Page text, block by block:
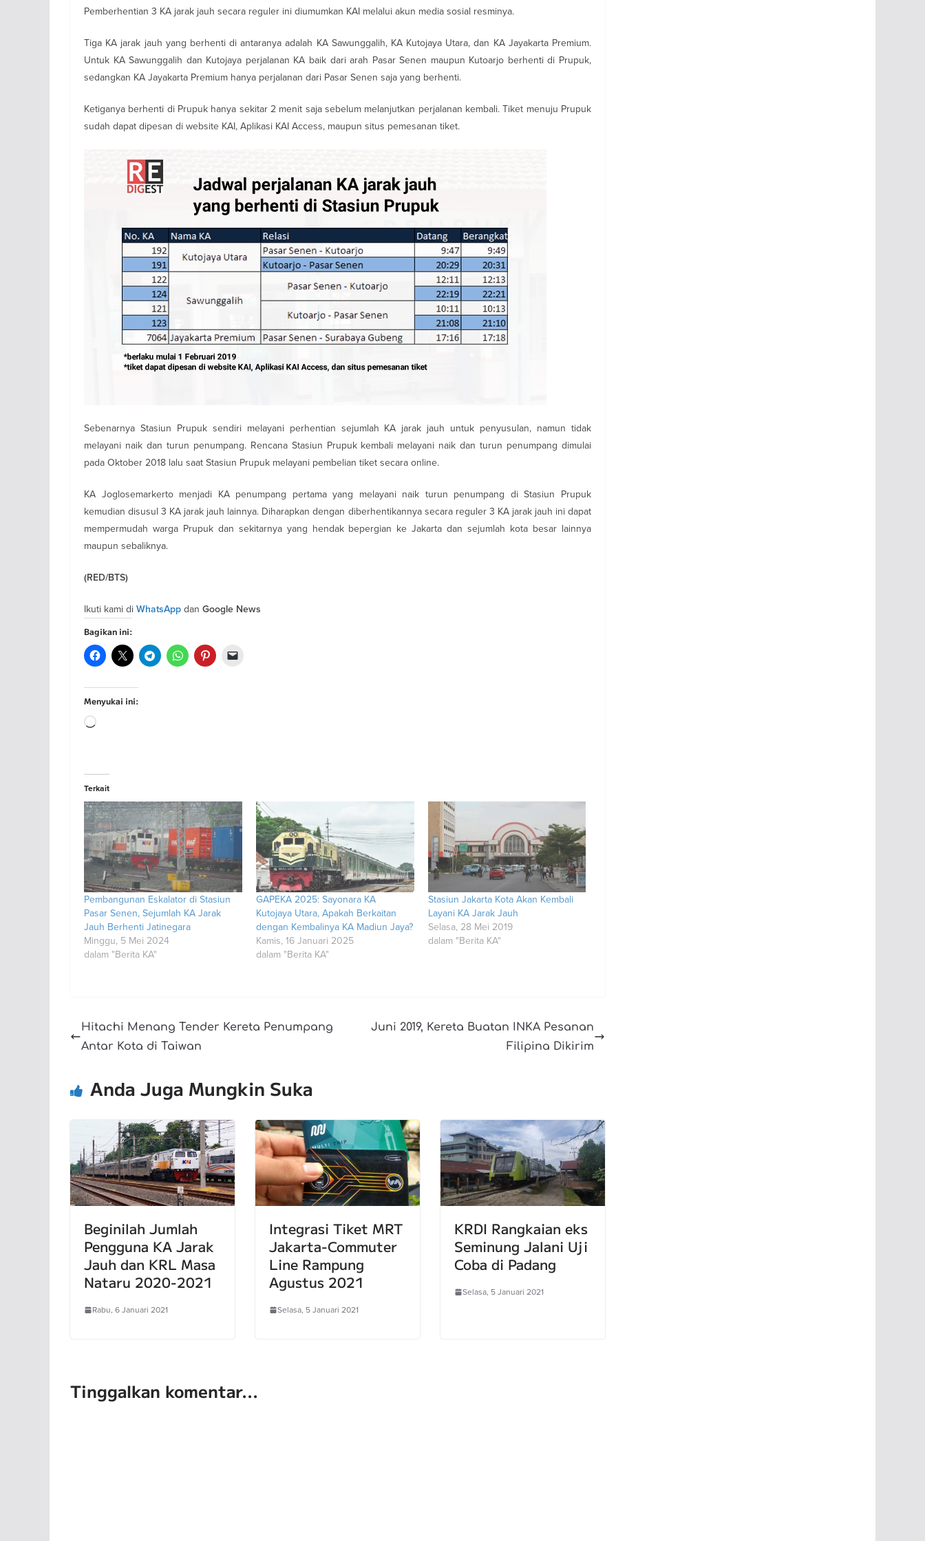
Pemberhentian 3 KA jarak jauh secara reguler ini diumumkan KAI melalui akun media sosial resminya.
Tiga KA jarak jauh yang berhenti di antaranya adalah KA Sawunggalih, KA Kutojaya Utara, dan KA Jayakarta Premium.
Untuk KA Sawunggalih dan Kutojaya perjalanan KA baik dari arah Pasar Senen maupun Kutoarjo berhenti di Prupuk,
sedangkan KA Jayakarta Premium hanya perjalanan dari Pasar Senen saja yang berhenti.
Ketiganya berhenti di Prupuk hanya sekitar 2 menit saja sebelum melanjutkan perjalanan kembali. Tiket menuju Prupuk
sudah dapat dipesan di website KAI, Aplikasi KAI Access, maupun situs pemesanan tiket.
Sebenarnya Stasiun Prupuk sendiri melayani perhentian sejumlah KA jarak jauh untuk penyusulan, namun tidak
melayani naik dan turun penumpang. Rencana Stasiun Prupuk kembali melayani naik dan turun penumpang dimulai
pada Oktober 2018 lalu saat Stasiun Prupuk melayani pembelian tiket secara online.
KA Joglosemarkerto menjadi KA penumpang pertama yang melayani naik turun penumpang di Stasiun Prupuk
kemudian disusul 3 KA jarak jauh lainnya. Diharapkan dengan diberhentikannya secara reguler 3 KA jarak jauh ini dapat
mempermudah warga Prupuk dan sekitarnya yang hendak bepergian ke Jakarta dan sejumlah kota besar lainnya
maupun sebaliknya.
(RED/BTS)
Ikuti kami di WhatsApp dan Google News
Bagikan ini:
Menyukai ini:
Memuat...
Terkait
Pembangunan Eskalator di Stasiun
Pasar Senen, Sejumlah KA Jarak
Jauh Berhenti Jatinegara
Minggu, 5 Mei 2024
dalam "Berita KA"
GAPEKA 2025: Sayonara KA
Kutojaya Utara, Apakah Berkaitan
dengan Kembalinya KA Madiun Jaya?
Kamis, 16 Januari 2025
dalam "Berita KA"
Stasiun Jakarta Kota Akan Kembali
Layani KA Jarak Jauh
Selasa, 28 Mei 2019
dalam "Berita KA"
Hitachi Menang Tender Kereta Penumpang
Antar Kota di Taiwan
Juni 2019, Kereta Buatan INKA Pesanan
Filipina Dikirim
Anda Juga Mungkin Suka
Beginilah Jumlah
Pengguna KA Jarak
Jauh dan KRL Masa
Nataru 2020-2021
Rabu, 6 Januari 2021
Integrasi Tiket MRT
Jakarta-Commuter
Line Rampung
Agustus 2021
Selasa, 5 Januari 2021
KRDI Rangkaian eks
Seminung Jalani Uji
Coba di Padang
Selasa, 5 Januari 2021
Tinggalkan komentar...